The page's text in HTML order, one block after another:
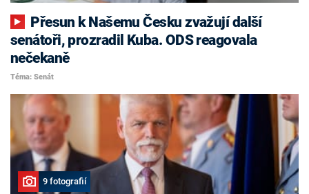
senátoři, prozradil Kuba. ODS reagovala
nečekaně
Téma: Senát
9 fotografií